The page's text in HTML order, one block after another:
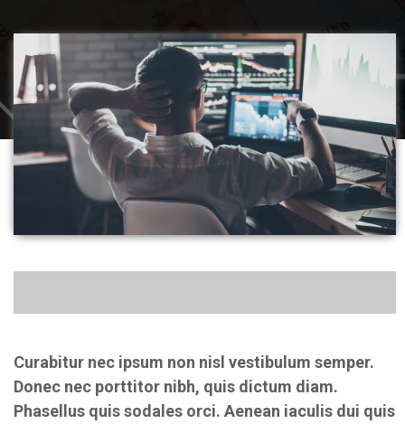
Curabitur nec ipsum non nisl vestibulum semper.
Donec nec porttitor nibh, quis dictum diam.
Phasellus quis sodales orci. Aenean iaculis dui quis